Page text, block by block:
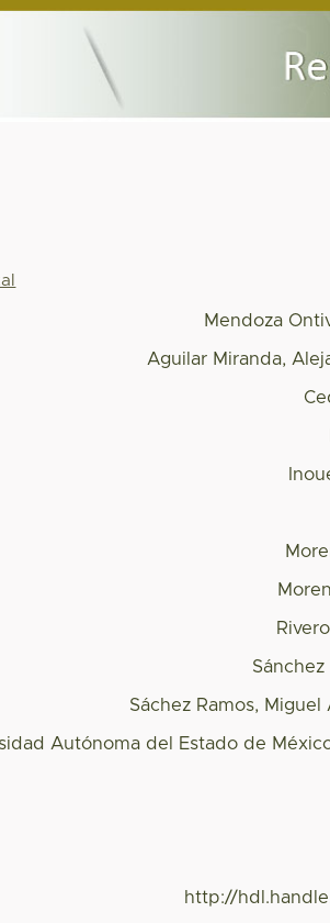
Mendoza
Aguilar Miranda,
Sánchez
Sáchez Ramos,
Autónoma del Estado de
http://